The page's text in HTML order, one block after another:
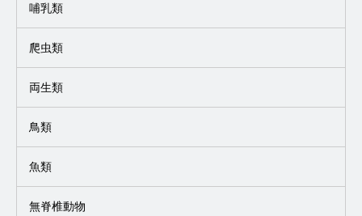
哺乳類
爬虫類
両生類
鳥類
魚類
無脊椎動物